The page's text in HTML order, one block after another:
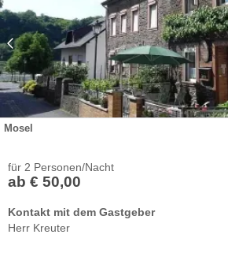
Mosel
für 2 Personen/Nacht
ab € 50,00
Kontakt mit dem Gastgeber
Herr Kreuter